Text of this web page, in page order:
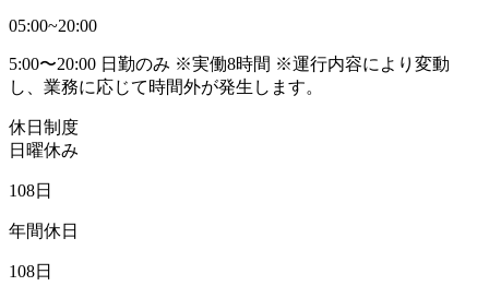
05:00~20:00
5:00〜20:00 日勤のみ ※実働8時間 ※運行内容により変動
し、業務に応じて時間外が発生します。
休日制度
日曜休み
108日
年間休日
108日